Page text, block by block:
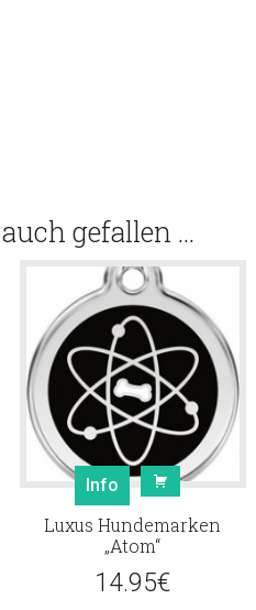
gefallen …
Info
Luxus Hundemarken
„Atom“
14.95€